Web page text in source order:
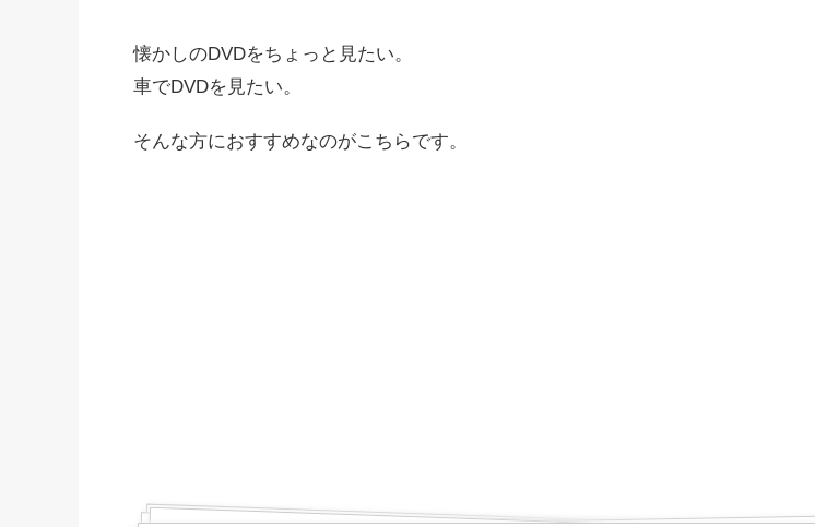
懐かしのDVDをちょっと見たい。
車でDVDを見たい。
そんな方におすすめなのがこちらです。